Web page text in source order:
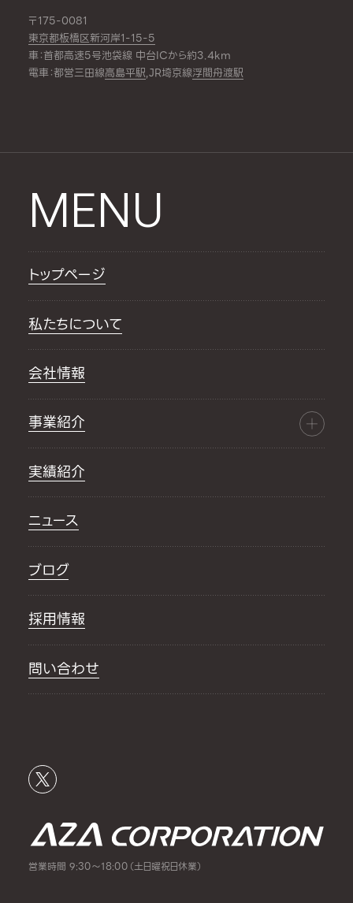
〒175-0081
東京都板橋区新河岸1-15-5
車：首都高速5号池袋線 中台ICから約3.4km
電車：都営三田線高島平駅,JR埼京線浮間舟渡駅
MENU
トップページ
私たちについて
会社情報
事業紹介
実績紹介
ニュース
ブログ
採用情報
問い合わせ
営業時間 9:30～18:00（土日曜祝日休業）